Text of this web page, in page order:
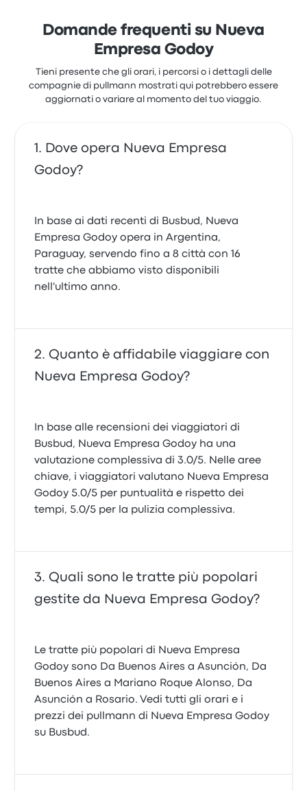
Domande frequenti su Nueva
Empresa Godoy
Tieni presente che gli orari, i percorsi o i dettagli delle
compagnie di pullmann mostrati qui potrebbero essere
aggiornati o variare al momento del tuo viaggio.
Dove opera Nueva Empresa
Godoy?
In base ai dati recenti di Busbud, Nueva
Empresa Godoy opera in Argentina,
Paraguay, servendo fino a 8 città con 16
tratte che abbiamo visto disponibili
nell'ultimo anno.
Quanto è affidabile viaggiare con
Nueva Empresa Godoy?
In base alle recensioni dei viaggiatori di
Busbud, Nueva Empresa Godoy ha una
valutazione complessiva di 3.0/5. Nelle aree
chiave, i viaggiatori valutano Nueva Empresa
Godoy 5.0/5 per puntualità e rispetto dei
tempi, 5.0/5 per la pulizia complessiva.
Quali sono le tratte più popolari
gestite da Nueva Empresa Godoy?
Le tratte più popolari di Nueva Empresa
Godoy sono Da Buenos Aires a Asunción, Da
Buenos Aires a Mariano Roque Alonso, Da
Asunción a Rosario. Vedi tutti gli orari e i
prezzi dei pullmann di Nueva Empresa Godoy
su Busbud.